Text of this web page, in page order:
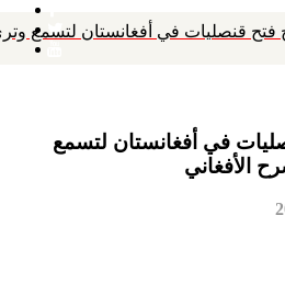
فتح قنصليات في أفغانستان لتسمع
في أفغانستان لتسمع
الأفغاني